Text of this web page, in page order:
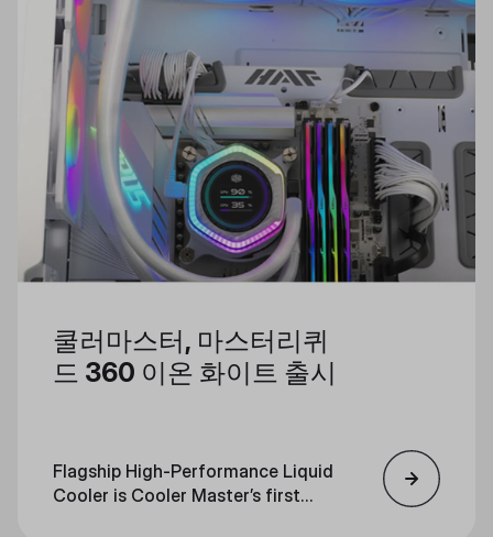
쿨러마스터, 마스터리퀴
드 360 이온 화이트 출시
Flagship High-Performance Liquid
Cooler is Cooler Master’s first